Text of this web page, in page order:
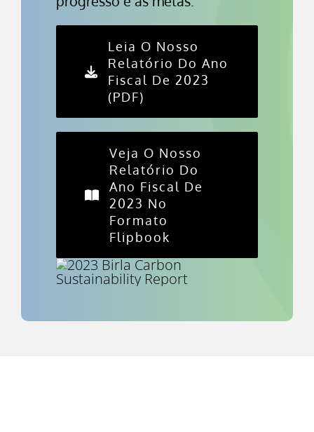
Leia O Nosso
Relatório Do Ano
Fiscal De 2023
(PDF)
Veja O Nosso
Relatório Do
Ano Fiscal De
2023 No
Formato
Flipbook